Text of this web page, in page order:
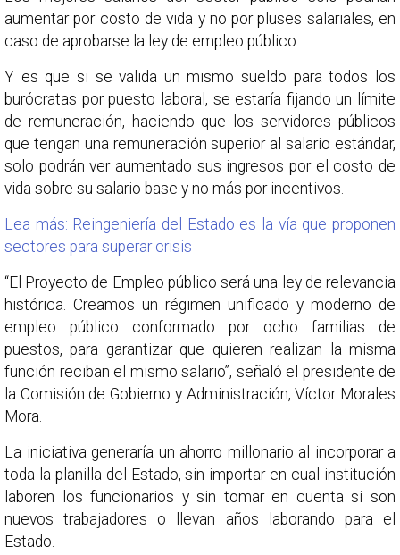
aumentar por costo de vida y no por pluses salariales, en
caso de aprobarse la ley de empleo público.
Y es que si se valida un mismo sueldo para todos los
burócratas por puesto laboral, se estaría fijando un límite
de remuneración, haciendo que los servidores públicos
que tengan una remuneración superior al salario estándar,
solo podrán ver aumentado sus ingresos por el costo de
vida sobre su salario base y no más por incentivos.
Lea más: Reingeniería del Estado es la vía que proponen
sectores para superar crisis
“El Proyecto de Empleo público será una ley de relevancia
histórica. Creamos un régimen unificado y moderno de
empleo público conformado por ocho familias de
puestos, para garantizar que quieren realizan la misma
función reciban el mismo salario”, señaló el presidente de
la Comisión de Gobierno y Administración, Víctor Morales
Mora.
La iniciativa generaría un ahorro millonario al incorporar a
toda la planilla del Estado, sin importar en cual institución
laboren los funcionarios y sin tomar en cuenta si son
nuevos trabajadores o llevan años laborando para el
Estado.